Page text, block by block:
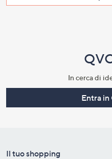
In cerca di
Entra in
Il tuo shopping